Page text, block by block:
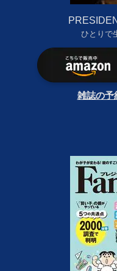
ひとりで
雑誌の予